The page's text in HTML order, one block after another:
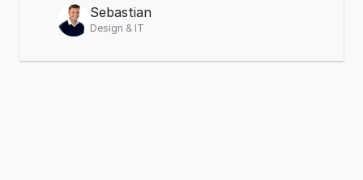
Sebastian
Design & IT